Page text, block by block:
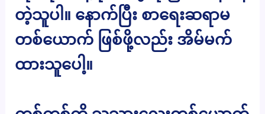
တဲ့သူပါ။ နောက်ပြီး စာရေးဆရာမ
တစ်ယောက် ဖြစ်ဖို့လည်း အိမ်မက်
ထားသူပေါ့။